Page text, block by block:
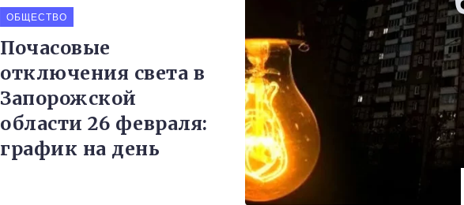
ОБЩЕСТВО
Почасовые
отключения света в
Запорожской
области 26 февраля:
график на день